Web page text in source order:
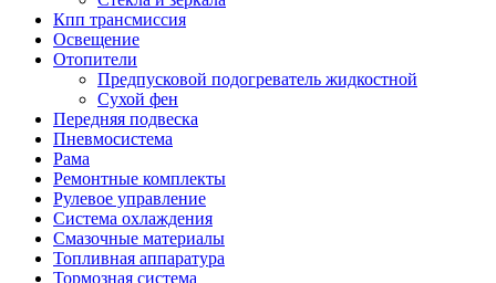
Кпп трансмиссия
Освещение
Отопители
Предпусковой подогреватель жидкостной
Сухой фен
Передняя подвеска
Пневмосистема
Рама
Ремонтные комплекты
Рулевое управление
Система охлаждения
Смазочные материалы
Топливная аппаратура
Тормозная система